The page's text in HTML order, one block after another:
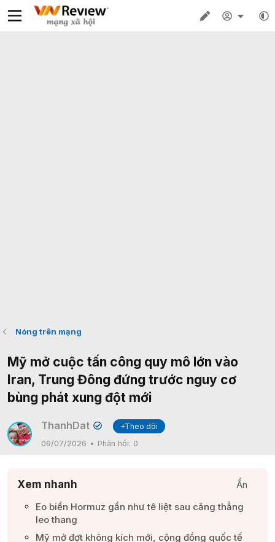
Nóng trên mạng
Mỹ mở cuộc tấn công quy mô lớn vào
Iran, Trung Đông đứng trước nguy cơ
bùng phát xung đột mới
ThanhDat ✔
+Theo dõi
09/07/2026
Phản hồi: 0
Xem nhanh
Ẩn
Eo biển Hormuz gần như tê liệt sau căng thẳng
leo thang​
Mỹ mở đợt không kích mới, cộng đồng quốc tế